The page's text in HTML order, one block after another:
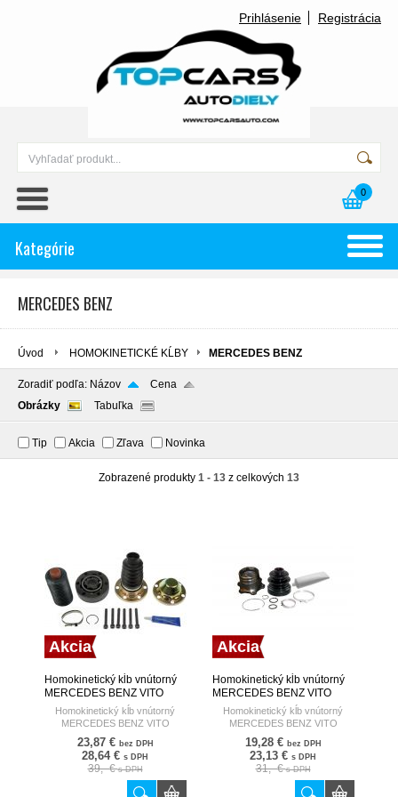
Prihlásenie Registrácia
0
Kategórie
MERCEDES BENZ
Úvod HOMOKINETICKÉ KĹBY MERCEDES BENZ
Zoradiť podľa: Názov
Cena
Obrázky
Tabuľka
Tip Akcia Zľava Novinka
Zobrazené produkty 1 - 13 z celkových 13
Akcia
Homokinetický kĺb vnútorný
MERCEDES BENZ VITO
108,110,112CDI 2.2 99-
HART
Homokinetický kĺb vnútorný
MERCEDES BENZ VITO
108,110,112CDI 2.2 99-
23,87 € bez DPH
28,64 € s DPH
39,- €s DPH
Akcia
Homokinetický kĺb vnútorný
MERCEDES BENZ VITO
2.0,2.3,2.3D 96- HART
Homokinetický kĺb vnútorný
MERCEDES BENZ VITO
2.0,2.3,2.3D 96-
19,28 € bez DPH
23,13 € s DPH
31,- €s DPH